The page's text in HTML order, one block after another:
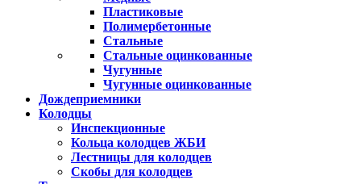
Пластиковые
Полимербетонные
Стальные
Стальные оцинкованные
Чугунные
Чугунные оцинкованные
Дождеприемники
Колодцы
Инспекционные
Кольца колодцев ЖБИ
Лестницы для колодцев
Скобы для колодцев